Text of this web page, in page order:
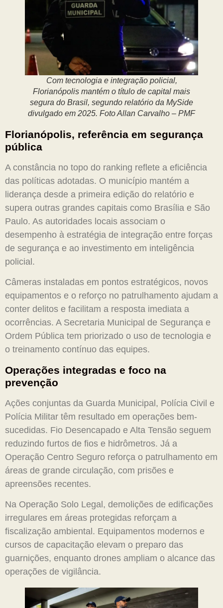
Com tecnologia e integração policial,
Florianópolis mantém o título de capital mais
segura do Brasil, segundo relatório da MySide
divulgado em 2025. Foto Allan Carvalho – PMF
Florianópolis, referência em segurança
pública
A constância no topo do ranking reflete a eficiência
das políticas adotadas. O município mantém a
liderança desde a primeira edição do relatório e
supera outras grandes capitais como Brasília e São
Paulo. As autoridades locais associam o
desempenho à estratégia de integração entre forças
de segurança e ao investimento em inteligência
policial.
Câmeras instaladas em pontos estratégicos, novos
equipamentos e o reforço no patrulhamento ajudam a
conter delitos e facilitam a resposta imediata a
ocorrências. A Secretaria Municipal de Segurança e
Ordem Pública tem priorizado o uso de tecnologia e
o treinamento contínuo das equipes.
Operações integradas e foco na
prevenção
Ações conjuntas da Guarda Municipal, Polícia Civil e
Polícia Militar têm resultado em operações bem-
sucedidas. Fio Desencapado e Alta Tensão seguem
reduzindo furtos de fios e hidrômetros. Já a
Operação Centro Seguro reforça o patrulhamento em
áreas de grande circulação, com prisões e
apreensões recentes.
Na Operação Solo Legal, demolições de edificações
irregulares em áreas protegidas reforçam a
fiscalização ambiental. Equipamentos modernos e
cursos de capacitação elevam o preparo das
guarnições, enquanto drones ampliam o alcance das
operações de vigilância.